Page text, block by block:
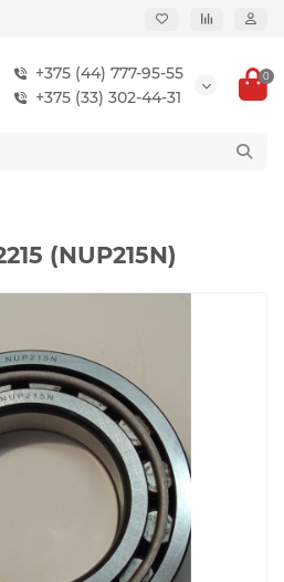
+375 (44) 777-95-55
+375 (33) 302-44-31
0
(NUP215N)